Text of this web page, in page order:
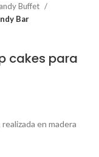
Buffet
Bar
cakes para
en madera